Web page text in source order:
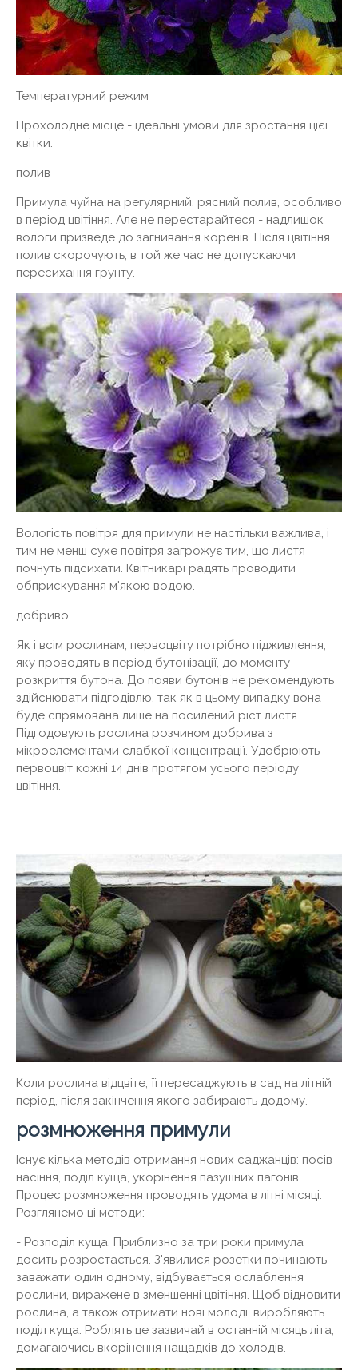
Температурний режим
Прохолодне місце - ідеальні умови для зростання цієї
квітки.
полив
Примула чуйна на регулярний, рясний полив, особливо
в період цвітіння. Але не перестарайтеся - надлишок
вологи призведе до загнивання коренів. Після цвітіння
полив скорочують, в той же час не допускаючи
пересихання грунту.
Вологість повітря для примули не настільки важлива, і
тим не менш сухе повітря загрожує тим, що листя
почнуть підсихати. Квітникарі радять проводити
обприскування м'якою водою.
добриво
Як і всім рослинам, первоцвіту потрібно підживлення,
яку проводять в період бутонізації, до моменту
розкриття бутона. До появи бутонів не рекомендують
здійснювати підгодівлю, так як в цьому випадку вона
буде спрямована лише на посилений ріст листя.
Підгодовують рослина розчином добрива з
мікроелементами слабкої концентрації. Удобрюють
первоцвіт кожні 14 днів протягом усього періоду
цвітіння.
Коли рослина відцвіте, її пересаджують в сад на літній
період, після закінчення якого забирають додому.
розмноження примули
Існує кілька методів отримання нових саджанців: посів
насіння, поділ куща, укорінення пазушних пагонів.
Процес розмноження проводять удома в літні місяці.
Розглянемо ці методи:
- Розподіл куща. Приблизно за три роки примула
досить розростається. З'явилися розетки починають
заважати один одному, відбувається ослаблення
рослини, виражене в зменшенні цвітіння. Щоб відновити
рослина, а також отримати нові молоді, виробляють
поділ куща. Роблять це зазвичай в останній місяць літа,
домагаючись вкорінення нащадків до холодів.